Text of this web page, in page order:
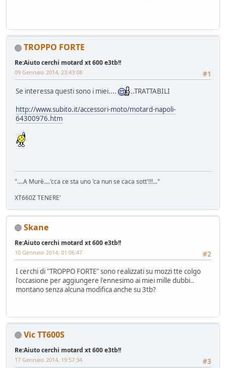
TROPPO FORTE
Re:Aiuto cerchi motard xt 600 e3tb!!
#1
09 Gennaio 2014, 23:43:08
Se interessa questi sono i miei....
..TRATTABILI
http://www.subito.it/accessori-moto/motard-napoli-
64300976.htm
"....A Murè....'cca ce sta uno 'ca nun se caca sott'!!!..."
XT660Z TENERE'
Skane
Re:Aiuto cerchi motard xt 600 e3tb!!
#2
10 Gennaio 2014, 01:06:47
I cerchi di "TROPPO FORTE" sono realizzati su mozzi tte colgo
l'occasione per aggiungere l'ennesimo ai miei mille dubbi..
montano senza alcuna modifica anche su 3tb?
Vic TT600S
Re:Aiuto cerchi motard xt 600 e3tb!!
#3
17 Gennaio 2014, 19:57:34